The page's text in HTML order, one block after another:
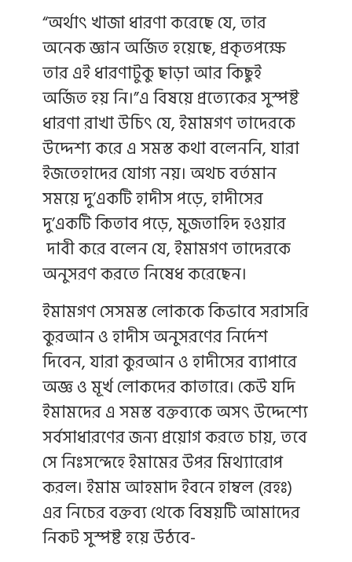
“অর্থাৎ খাজা ধারণা করেছে যে, তার
অনেক জ্ঞান অর্জিত হয়েছে, প্রকৃতপক্ষে
তার এই ধারণাটুকু ছাড়া আর কিছুই
অর্জিত হয় নি।”এ বিষয়ে প্রত্যেকের সুস্পষ্ট
ধারণা রাখা উচিৎ যে, ইমামগণ তাদেরকে
উদ্দেশ্য করে এ সমস্ত কথা বলেননি, যারা
ইজতেহাদের যোগ্য নয়। অথচ বর্তমান
সময়ে দু’একটি হাদীস পড়ে, হাদীসের
দু’একটি কিতাব পড়ে, মুজতাহিদ হওয়ার
দাবী করে বলেন যে, ইমামগণ তাদেরকে
অনুসরণ করতে নিষেধ করেছেন।
ইমামগণ সেসমস্ত লোককে কিভাবে সরাসরি
কুরআন ও হাদীস অনুসরণের নির্দেশ
দিবেন, যারা কুরআন ও হাদীসের ব্যাপারে
অজ্ঞ ও মূর্খ লোকদের কাতারে। কেউ যদি
ইমামদের এ সমস্ত বক্তব্যকে অসৎ উদ্দেশ্যে
সর্বসাধারণের জন্য প্রয়োগ করতে চায়, তবে
সে নিঃসন্দেহে ইমামের উপর মিথ্যারোপ
করল। ইমাম আহমাদ ইবনে হাম্বল (রহঃ)
এর নিচের বক্তব্য থেকে বিষয়টি আমাদের
নিকট সুস্পষ্ট হয়ে উঠবে-